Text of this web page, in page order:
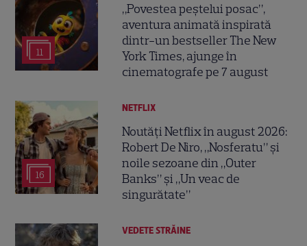
11
„Povestea peștelui posac”,
aventura animată inspirată
dintr-un bestseller The New
York Times, ajunge în
cinematografe pe 7 august
16
NETFLIX
Noutăți Netflix în august 2026:
Robert De Niro, „Nosferatu” și
noile sezoane din „Outer
Banks” și „Un veac de
singurătate”
VEDETE STRĂINE